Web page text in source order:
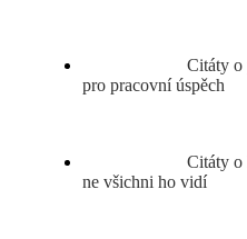
Citáty o
pro pracovní úspěch
Citáty o
ne všichni ho vidí